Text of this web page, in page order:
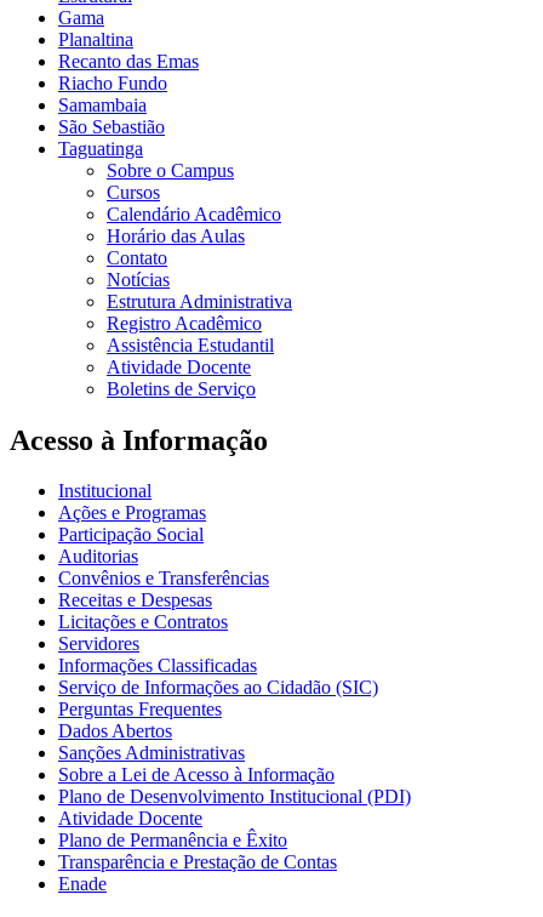
Gama
Planaltina
Recanto das Emas
Riacho Fundo
Samambaia
São Sebastião
Taguatinga
Sobre o Campus
Cursos
Calendário Acadêmico
Horário das Aulas
Contato
Notícias
Estrutura Administrativa
Registro Acadêmico
Assistência Estudantil
Atividade Docente
Boletins de Serviço
Acesso à Informação
Institucional
Ações e Programas
Participação Social
Auditorias
Convênios e Transferências
Receitas e Despesas
Licitações e Contratos
Servidores
Informações Classificadas
Serviço de Informações ao Cidadão (SIC)
Perguntas Frequentes
Dados Abertos
Sanções Administrativas
Sobre a Lei de Acesso à Informação
Plano de Desenvolvimento Institucional (PDI)
Atividade Docente
Plano de Permanência e Êxito
Transparência e Prestação de Contas
Enade